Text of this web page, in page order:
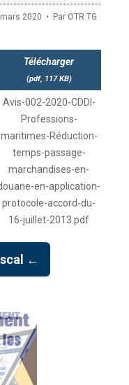
2020 Par OTR TG
Télécharger
(pdf, 117 KB)
Avis-002-2020-CDDI-
Professions-
maritimes-Réduction-
temps-passage-
marchandises-en-
en-application-
protocole-accord-du-
16-juillet-2013.pdf
←